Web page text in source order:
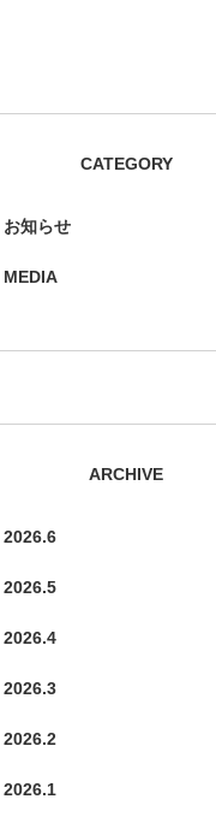
CATEGORY
お知らせ
MEDIA
ARCHIVE
2026.6
2026.5
2026.4
2026.3
2026.2
2026.1